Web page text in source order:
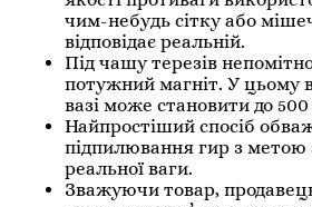
чим-небудь сітку або
відповідає реальній.
Під чашу терезів
потужний магніт. У цьому
вазі може становити до 500
Найпростіший спосіб
підпилювання гир з метою
реальної ваги.
Зважуючи товар,